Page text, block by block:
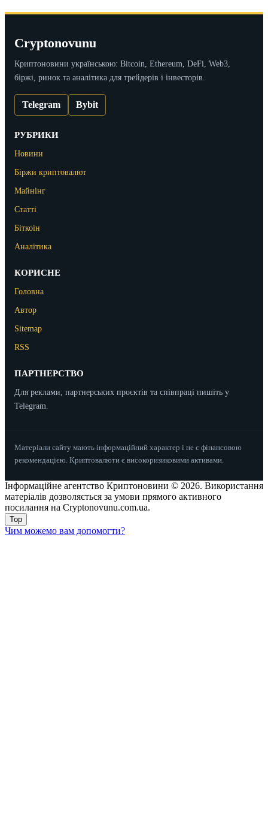
Cryptonovunu
Криптоновини українською: Bitcoin, Ethereum, DeFi, Web3,
біржі, ринок та аналітика для трейдерів і інвесторів.
Telegram Bybit
РУБРИКИ
Новини
Біржи криптовалют
Майнінг
Статті
Біткоін
Аналітика
КОРИСНЕ
Головна
Автор
Sitemap
RSS
ПАРТНЕРСТВО
Для реклами, партнерських проєктів та співпраці пишіть у
Telegram.
Матеріали сайту мають інформаційний характер і не є фінансовою
рекомендацією. Криптовалюти є високоризиковими активами.
Інформаційне агентство Криптоновини © 2026. Використання
матеріалів дозволяється за умови прямого активного
посилання на Cryptonovunu.com.ua.
Top
Чим можемо вам допомогти?